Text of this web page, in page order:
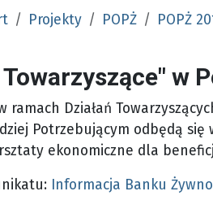
Projekty POPŻ POPŻ
Towarzyszące" w
ramach Działań
Potrzebującym odbędą się
ekonomiczne dla
Informacja Banku